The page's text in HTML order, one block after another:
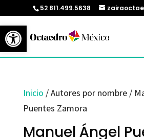
Abrir barra de herramientas
52 811.499.5638
Inicio / Autores por nombre /
Puentes Zamora
Manuel Ángel